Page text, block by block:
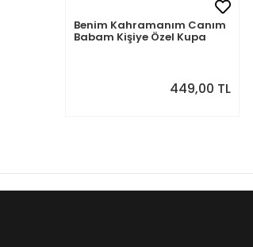
Benim Kahramanım Canım
Babam Kişiye Özel Kupa
449,00 TL